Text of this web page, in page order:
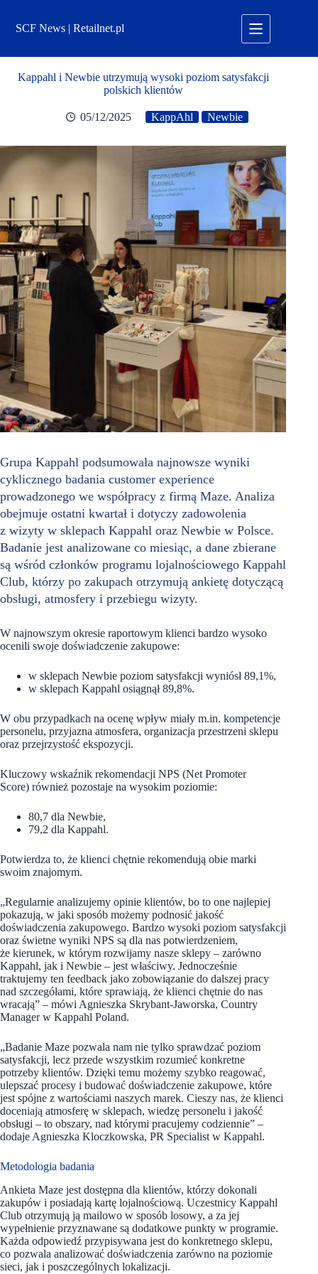
treściSCF News | Retailnet.pl
Kappahl i Newbie utrzymują wysoki poziom satysfakcji
polskich klientów
05/12/2025 KappAhl Newbie
Grupa Kappahl podsumowała najnowsze wyniki
cyklicznego badania customer experience
prowadzonego we współpracy z firmą Maze. Analiza
obejmuje ostatni kwartał i dotyczy zadowolenia
z wizyty w sklepach Kappahl oraz Newbie w Polsce.
Badanie jest analizowane co miesiąc, a dane zbierane
są wśród członków programu lojalnościowego Kappahl
Club, którzy po zakupach otrzymują ankietę dotyczącą
obsługi, atmosfery i przebiegu wizyty.
W najnowszym okresie raportowym klienci bardzo wysoko
ocenili swoje doświadczenie zakupowe:
w sklepach Newbie poziom satysfakcji wyniósł 89,1%,
w sklepach Kappahl osiągnął 89,8%.
W obu przypadkach na ocenę wpływ miały m.in. kompetencje
personelu, przyjazna atmosfera, organizacja przestrzeni sklepu
oraz przejrzystość ekspozycji.
Kluczowy wskaźnik rekomendacji NPS (Net Promoter
Score) również pozostaje na wysokim poziomie:
80,7 dla Newbie,
79,2 dla Kappahl.
Potwierdza to, że klienci chętnie rekomendują obie marki
swoim znajomym.
„Regularnie analizujemy opinie klientów, bo to one najlepiej
pokazują, w jaki sposób możemy podnosić jakość
doświadczenia zakupowego. Bardzo wysoki poziom satysfakcji
oraz świetne wyniki NPS są dla nas potwierdzeniem,
że kierunek, w którym rozwijamy nasze sklepy – zarówno
Kappahl, jak i Newbie – jest właściwy. Jednocześnie
traktujemy ten feedback jako zobowiązanie do dalszej pracy
nad szczegółami, które sprawiają, że klienci chętnie do nas
wracają” – mówi Agnieszka Skrybant-Jaworska, Country
Manager w Kappahl Poland.
„Badanie Maze pozwala nam nie tylko sprawdzać poziom
satysfakcji, lecz przede wszystkim rozumieć konkretne
potrzeby klientów. Dzięki temu możemy szybko reagować,
ulepszać procesy i budować doświadczenie zakupowe, które
jest spójne z wartościami naszych marek. Cieszy nas, że klienci
doceniają atmosferę w sklepach, wiedzę personelu i jakość
obsługi – to obszary, nad którymi pracujemy codziennie” –
dodaje Agnieszka Kloczkowska, PR Specialist w Kappahl.
Metodologia badania
Ankieta Maze jest dostępna dla klientów, którzy dokonali
zakupów i posiadają kartę lojalnościową. Uczestnicy Kappahl
Club otrzymują ją mailowo w sposób losowy, a za jej
wypełnienie przyznawane są dodatkowe punkty w programie.
Każda odpowiedź przypisywana jest do konkretnego sklepu,
co pozwala analizować doświadczenia zarówno na poziomie
sieci, jak i poszczególnych lokalizacji.